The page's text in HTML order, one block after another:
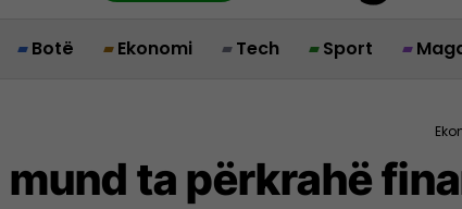
Botë Ekonomi Tech Sport
ta përkrahë